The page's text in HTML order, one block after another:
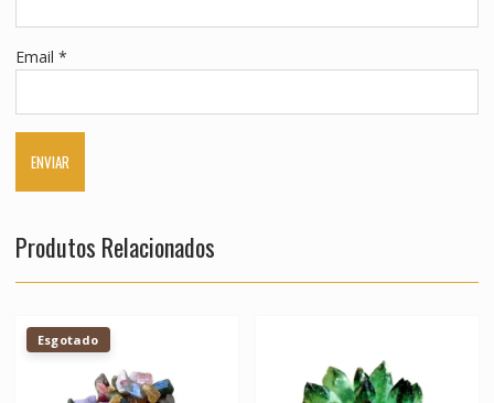
Email *
Produtos Relacionados
Esgotado